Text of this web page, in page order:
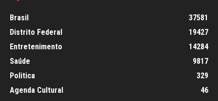
Brasil
37581
Distrito Federal
19427
Entretenimento
14284
Saúde
9817
Politica
329
Agenda Cultural
46